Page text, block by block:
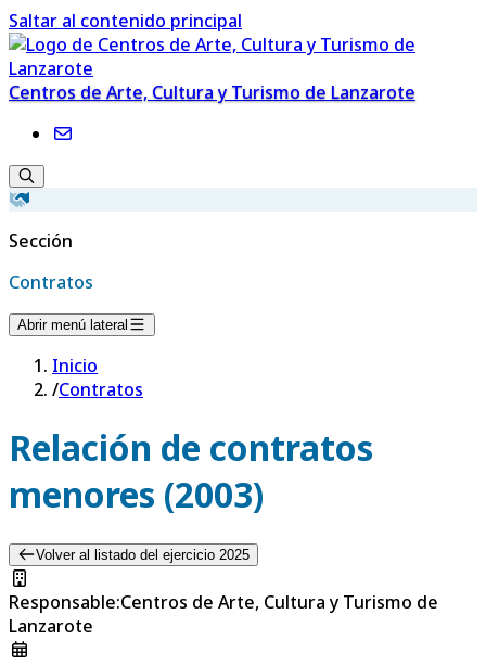
Saltar al contenido principal
Centros de Arte, Cultura y Turismo de Lanzarote
Sección
Contratos
Abrir menú lateral
Inicio
/Contratos
Relación de contratos
menores (2003)
Volver al listado del ejercicio 2025
Responsable:Centros de Arte, Cultura y Turismo de
Lanzarote